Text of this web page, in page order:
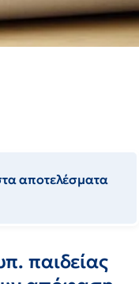
αποτελέσματα
παιδείας